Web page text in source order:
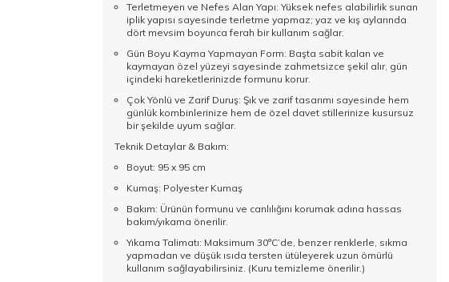
Terletmeyen ve Nefes Alan Yapı: Yüksek nefes alabilirlik sunan
iplik yapısı sayesinde terletme yapmaz; yaz ve kış aylarında
dört mevsim boyunca ferah bir kullanım sağlar.
Gün Boyu Kayma Yapmayan Form: Başta sabit kalan ve
kaymayan özel yüzeyi sayesinde zahmetsizce şekil alır, gün
içindeki hareketlerinizde formunu korur.
Çok Yönlü ve Zarif Duruş: Şık ve zarif tasarımı sayesinde hem
günlük kombinlerinize hem de özel davet stillerinize kusursuz
bir şekilde uyum sağlar.
Teknik Detaylar & Bakım:
Boyut: 95 x 95 cm
Kumaş: Polyester Kumaş
Bakım: Ürünün formunu ve canlılığını korumak adına hassas
bakım/yıkama önerilir.
Yıkama Talimatı: Maksimum 30°C’de, benzer renklerle, sıkma
yapmadan ve düşük ısıda tersten ütüleyerek uzun ömürlü
kullanım sağlayabilirsiniz. (Kuru temizleme önerilir.)